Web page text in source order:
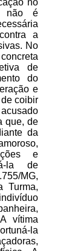
não é
a
No
de
do
e
coibir
que, de
da
e
la de
MG,
Turma,
vítima
la